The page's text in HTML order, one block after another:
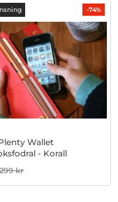
-74%
Wallet
- Korall
pris
299 kr